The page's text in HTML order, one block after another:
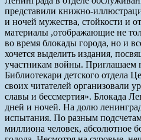
представили книжно-
и ночей мужества, стойкости и
материалы ,отображающие не
во время блокады города, но и
хочется выделить издания,
участникам войны. Приглашаем
Библиотекари детского отдела
своих читателей организовали
славы и бессмертия». Блокада
дней и ночей. На долю
испытания. По разным
миллиона человек, абсолютное